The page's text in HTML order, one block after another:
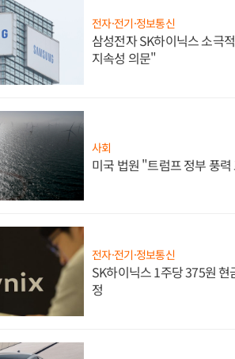
전자·전기·정보통신
삼성전자 SK하이닉스 소극
지속성 의문"
사회
미국 법원 "트럼프 정부 풍
전자·전기·정보통신
SK하이닉스 1주당 375원
정